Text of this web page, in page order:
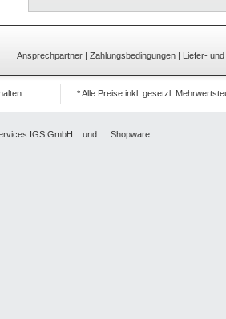
Ansprechpartner | Zahlungsbedingungen | Liefer-
* Alle Preise inkl. gesetzl.
IGS GmbH und Shopware